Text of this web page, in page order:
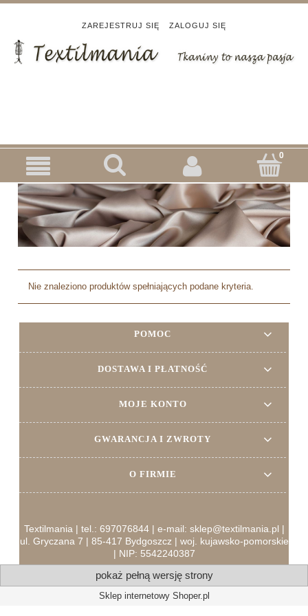
ZAREJESTRUJ SIĘ ZALOGUJ SIĘ
Nie znaleziono produktów spełniających podane kryteria.
POMOC
DOSTAWA I PŁATNOŚĆ
MOJE KONTO
GWARANCJA I ZWROTY
O FIRMIE
Textilmania | tel.: 697076844 | e-mail: sklep@textilmania.pl |
ul. Gryczana 7 | 85-417 Bydgoszcz | woj. kujawsko-pomorskie
| NIP: 5542240387
pokaż pełną wersję strony
Sklep internetowy Shoper.pl